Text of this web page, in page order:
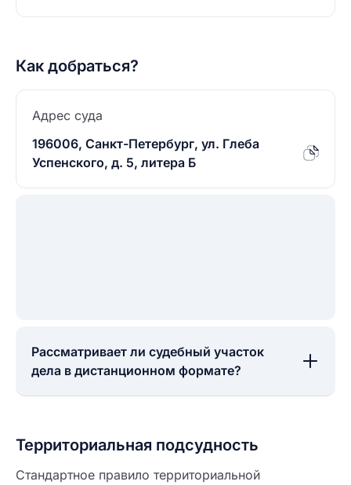
Как добраться?
Адрес суда
196006, Санкт-Петербург, ул. Глеба
Успенского, д. 5, литера Б
Рассматривает ли судебный участок
дела в дистанционном формате?
Территориальная подсудность
Стандартное правило территориальной